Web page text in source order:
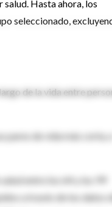
Hasta ahora, los
seleccionado,
de la vida entre
pares de vida más corta,
entre los 64 y los 99
a través de los datos